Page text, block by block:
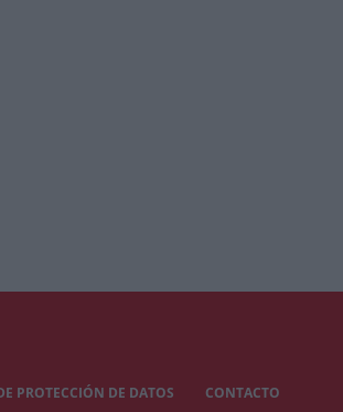
PROTECCIÓN DE DATOS CONTACTO